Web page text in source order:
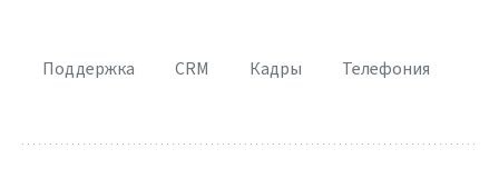
Поддержка CRM Кадры Телефония